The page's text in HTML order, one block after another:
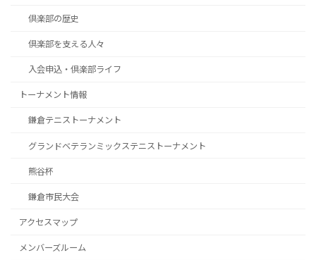
倶楽部の歴史
倶楽部を支える人々
入会申込・倶楽部ライフ
トーナメント情報
鎌倉テニストーナメント
グランドベテランミックステニストーナメント
熊谷杯
鎌倉市民大会
アクセスマップ
メンバーズルーム